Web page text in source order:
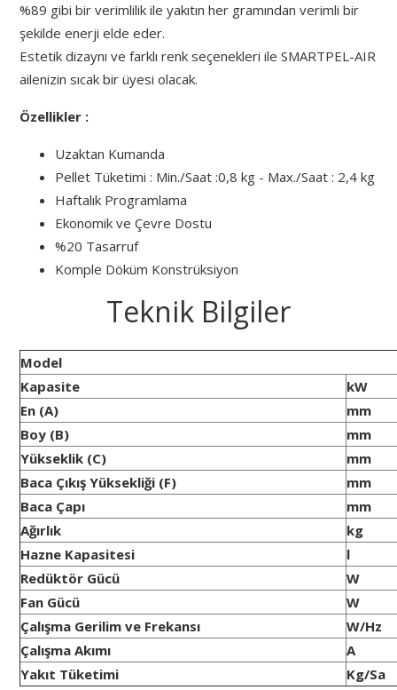
%89 gibi bir verimlilik ile yakıtın her gramından verimli bir
şekilde enerji elde eder.
Estetik dizaynı ve farklı renk seçenekleri ile SMARTPEL-AIR
ailenizin sıcak bir üyesi olacak.
Özellikler :
Uzaktan Kumanda
Pellet Tüketimi : Min./Saat :0,8 kg - Max./Saat : 2,4 kg
Haftalık Programlama
Ekonomik ve Çevre Dostu
%20 Tasarruf
Komple Döküm Konstrüksiyon
Teknik Bilgiler
Model
Kapasite
kW
En (A)
mm
Boy (B)
mm
Yükseklik (C)
mm
Baca Çıkış Yüksekliği (F)
mm
Baca Çapı
mm
Ağırlık
kg
Hazne Kapasitesi
l
Redüktör Gücü
W
Fan Gücü
W
Çalışma Gerilim ve Frekansı
W/Hz
Çalışma Akımı
A
Yakıt Tüketimi
Kg/Sa